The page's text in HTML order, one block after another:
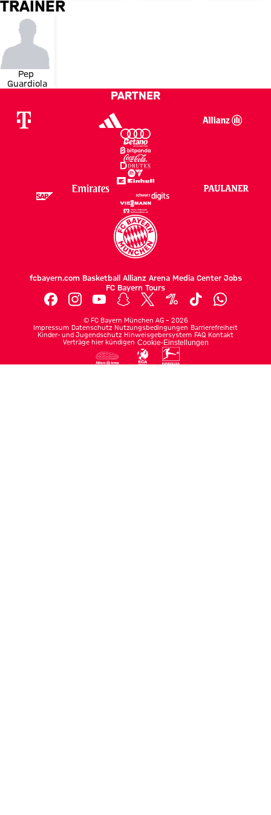
TRAINER
Pep
Guardiola
PARTNER
fcbayern.com Basketball Allianz Arena Media Center Jobs
FC Bayern Tours
© FC Bayern München AG – 2026
Impressum Datenschutz Nutzungsbedingungen Barrierefreiheit
Kinder- und Jugendschutz Hinweisgebersystem FAQ Kontakt
Verträge hier kündigen Cookie-Einstellungen